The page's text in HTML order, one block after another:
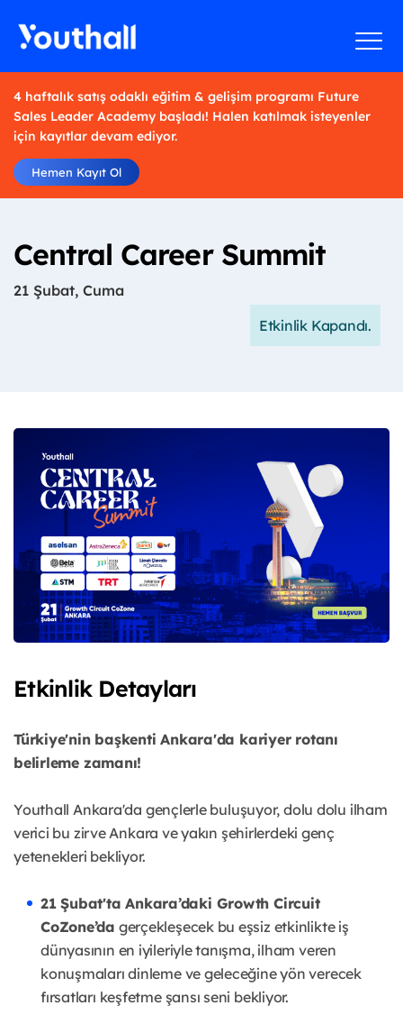
4 haftalık satış odaklı eğitim & gelişim programı Future
Sales Leader Academy başladı! Halen katılmak isteyenler
için kayıtlar devam ediyor.
Hemen Kayıt Ol
Central Career Summit
21 Şubat, Cuma
Etkinlik Kapandı.
Etkinlik Detayları
Türkiye'nin başkenti Ankara'da kariyer rotanı
belirleme zamanı!
Youthall Ankara'da gençlerle buluşuyor, dolu dolu ilham
verici bu zirve Ankara ve yakın şehirlerdeki genç
yetenekleri bekliyor.
21 Şubat'ta Ankara’daki Growth Circuit
CoZone’da gerçekleşecek bu eşsiz etkinlikte iş
dünyasının en iyileriyle tanışma, ilham veren
konuşmaları dinleme ve geleceğine yön verecek
fırsatları keşfetme şansı seni bekliyor.